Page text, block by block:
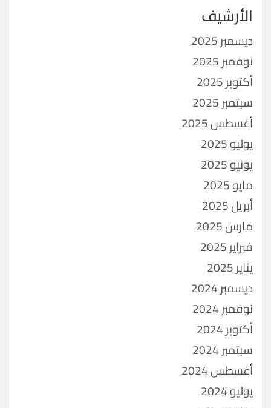
الأرشيف
ديسمبر 2025
نوفمبر 2025
أكتوبر 2025
سبتمبر 2025
أغسطس 2025
يوليو 2025
يونيو 2025
مايو 2025
أبريل 2025
مارس 2025
فبراير 2025
يناير 2025
ديسمبر 2024
نوفمبر 2024
أكتوبر 2024
سبتمبر 2024
أغسطس 2024
يوليو 2024